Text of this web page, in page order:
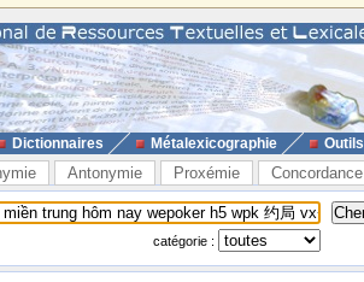
Dictionnaires Métalexicographie Outils
Antonymie Proxémie Concordance
catégorie :